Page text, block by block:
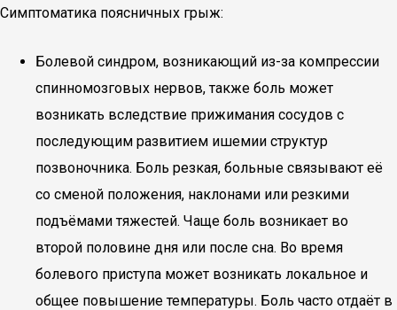
Симптоматика поясничных грыж:
Болевой синдром, возникающий из-за компрессии
спинномозговых нервов, также боль может
возникать вследствие прижимания сосудов с
последующим развитием ишемии структур
позвоночника. Боль резкая, больные связывают её
со сменой положения, наклонами или резкими
подъёмами тяжестей. Чаще боль возникает во
второй половине дня или после сна. Во время
болевого приступа может возникать локальное и
общее повышение температуры. Боль часто отдаёт в